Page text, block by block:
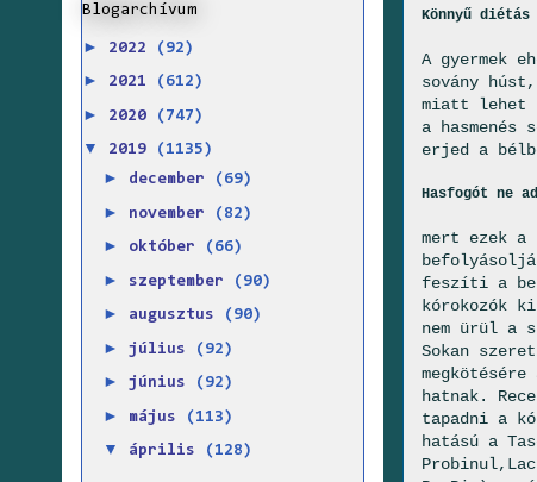
Könnyű
A gyermek
sovány
miatt lehet
a
erjed a
Hasfogót ne
mert ezek a
feszíti a
kórokozók
nem ürül a
Sokan
hatnak.
tapadni a
hatású a
Blogarchívum
► 2022 (92)
► 2021 (612)
► 2020 (747)
▼ 2019 (1135)
► december (69)
► november (82)
► október (66)
► szeptember (90)
► augusztus (90)
► július (92)
► június (92)
► május (113)
▼ április (128)